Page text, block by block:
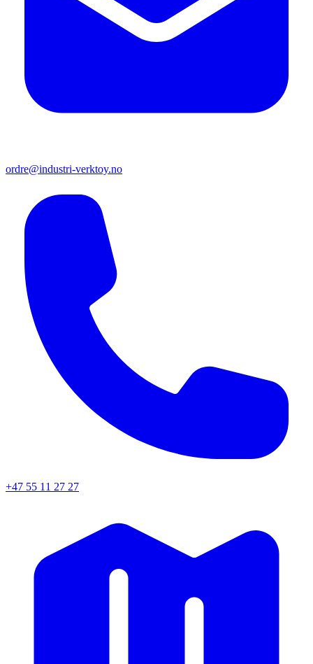
ordre@industri-verktoy.no
+47 55 11 27 27